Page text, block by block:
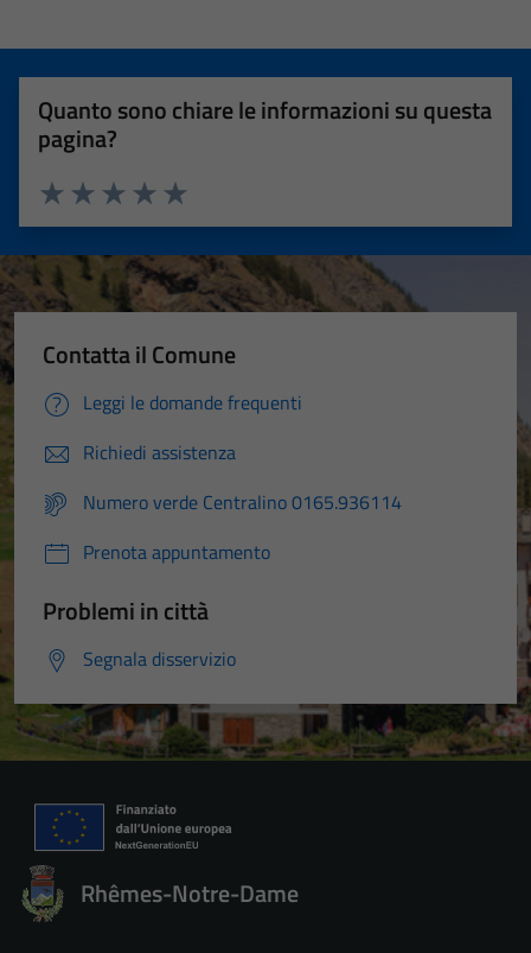
Quanto sono chiare le informazioni su questa
pagina?
Valuta 5 stelle su 5
Valuta 4 stelle su 5
Valuta 3 stelle su 5
Valuta 2 stelle su 5
Valuta 1 stelle su 5
Contatta il Comune
Leggi le domande frequenti
Richiedi assistenza
Numero verde Centralino 0165.936114
Prenota appuntamento
Problemi in città
Segnala disservizio
Rhêmes-Notre-Dame